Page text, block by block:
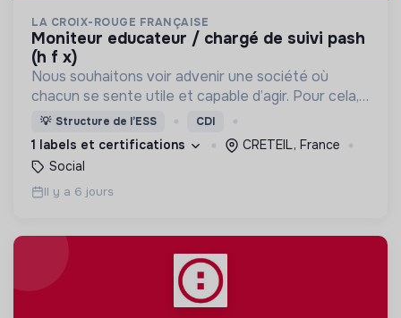
LA CROIX-ROUGE FRANÇAISE
moniteur educateur / chargé de suivi pash
(h f x)
Nous souhaitons voir advenir une société où
chacun se sente utile et capable d’agir. Pour cela,
nous proposons des moyens et des lieux
d’engagement innovants et adaptés à tous.
💡 Structure de l’ESS CDI
1 labels et certifications
CRETEIL, France
Social
Il y a 6 jours